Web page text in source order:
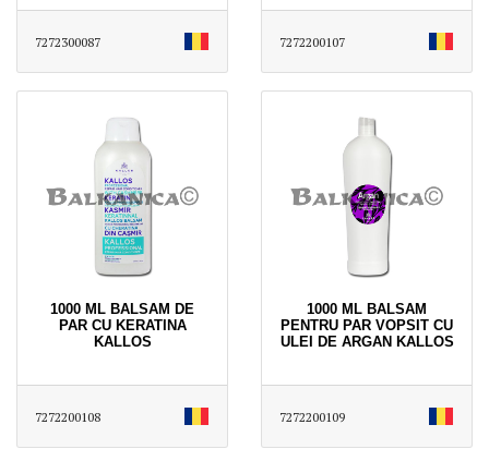
7272300087 7272200107
1000 ML BALSAM DE
PAR CU KERATINA
KALLOS
7272200108
1000 ML BALSAM
PENTRU PAR VOPSIT CU
ULEI DE ARGAN KALLOS
7272200109